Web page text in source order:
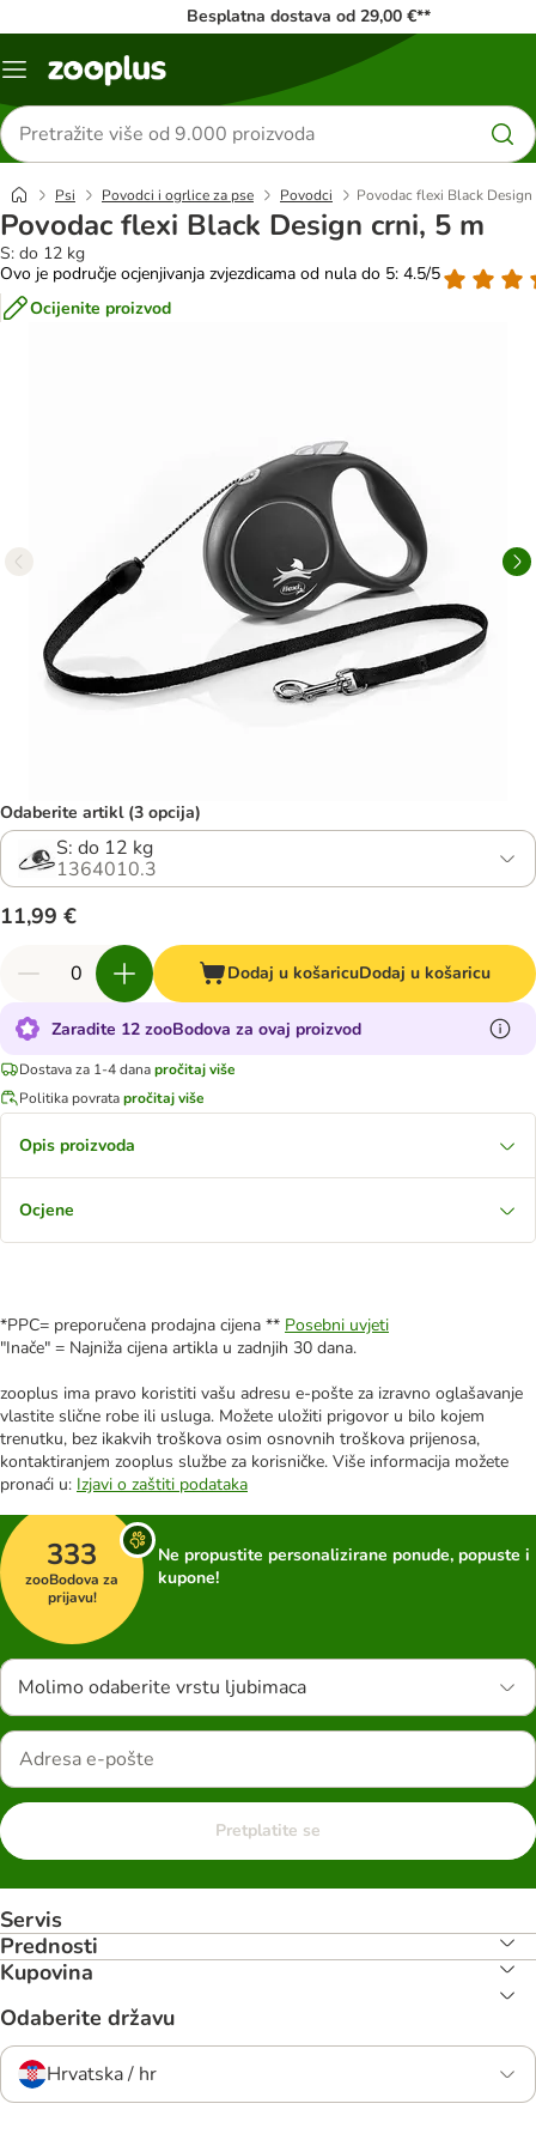
Besplatna dostava od 29,00 €**
Izbornik
Traži
proizvode
Psi Povodci i ogrlice za pse Povodci Povodac flexi Black Design
Povodac flexi Black Design crni, 5 m
S: do 12 kg
Ovo je područje ocjenjivanja zvjezdicama od nula do 5: 4.5/5
Ocijenite proizvod
Odaberite artikl (3 opcija)
S: do 12 kg
1364010.3
11,99 €
Dodaj u košaricuDodaj u košaricu
Zaradite 12 zooBodova za ovaj proizvod
Dostava za 1-4 danapročitaj više
Politika povratapročitaj više
Opis proizvoda
Ocjene
*PPC= preporučena prodajna cijena ** Posebni uvjeti
"Inače" = Najniža cijena artikla u zadnjih 30 dana.
zooplus ima pravo koristiti vašu adresu e-pošte za izravno oglašavanje
vlastite slične robe ili usluga. Možete uložiti prigovor u bilo kojem
trenutku, bez ikakvih troškova osim osnovnih troškova prijenosa,
kontaktiranjem zooplus službe za korisničke. Više informacija možete
pronaći u: Izjavi o zaštiti podataka
333
zooBodova za
prijavu!
Ne propustite personalizirane ponude, popuste i
kupone!
Molimo odaberite vrstu ljubimaca
Pretplatite se
Servis
Prednosti
Kupovina
Odaberite državu
Hrvatska / hr